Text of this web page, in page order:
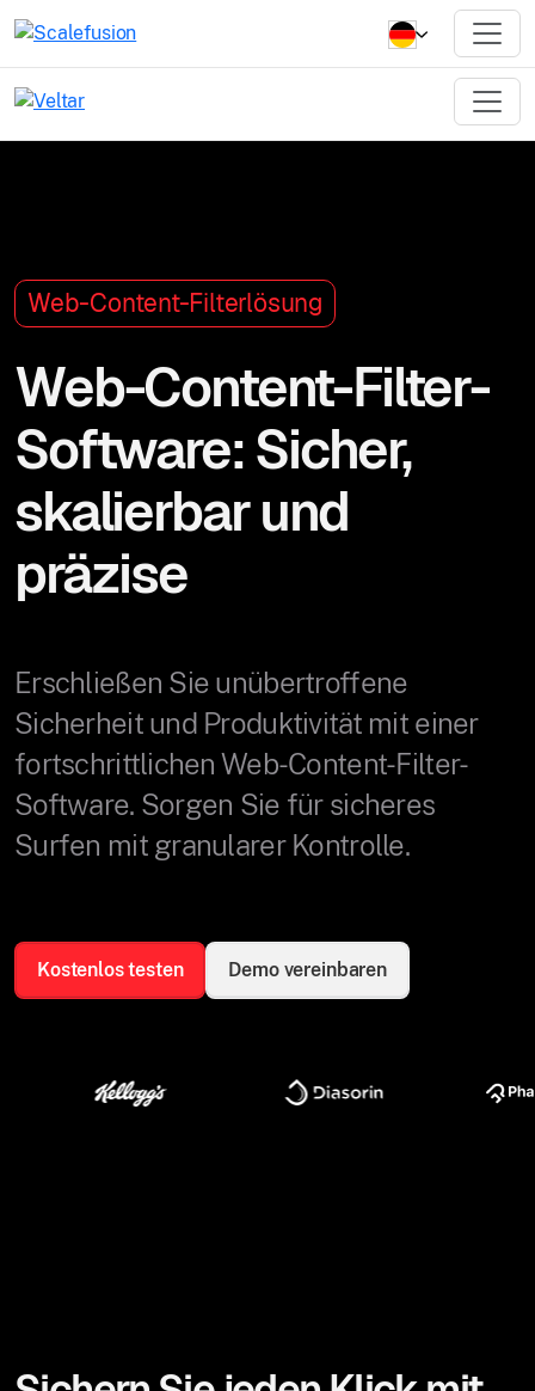
Web-Content-Filterlösung
Web-Content-Filter-
Software: Sicher,
skalierbar und
präzise
Erschließen Sie unübertroffene
Sicherheit und Produktivität mit einer
fortschrittlichen Web-Content-Filter-
Software. Sorgen Sie für sicheres
Surfen mit granularer Kontrolle.
Kostenlos testen Demo vereinbaren